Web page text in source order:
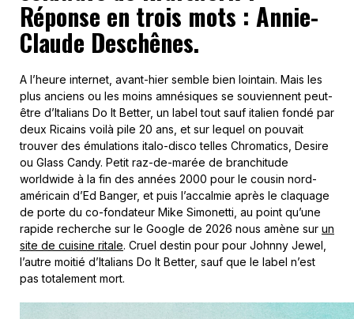
Réponse en trois mots : Annie-
Claude Deschênes.
A l’heure internet, avant-hier semble bien lointain. Mais les
plus anciens ou les moins amnésiques se souviennent peut-
être d’Italians Do It Better, un label tout sauf italien fondé par
deux Ricains voilà pile 20 ans, et sur lequel on pouvait
trouver des émulations italo-disco telles Chromatics, Desire
ou Glass Candy. Petit raz-de-marée de branchitude
worldwide à la fin des années 2000 pour le cousin nord-
américain d’Ed Banger, et puis l’accalmie après le claquage
de porte du co-fondateur Mike Simonetti, au point qu’une
rapide recherche sur le Google de 2026 nous amène sur un
site de cuisine ritale. Cruel destin pour pour Johnny Jewel,
l’autre moitié d’Italians Do It Better, sauf que le label n’est
pas totalement mort.